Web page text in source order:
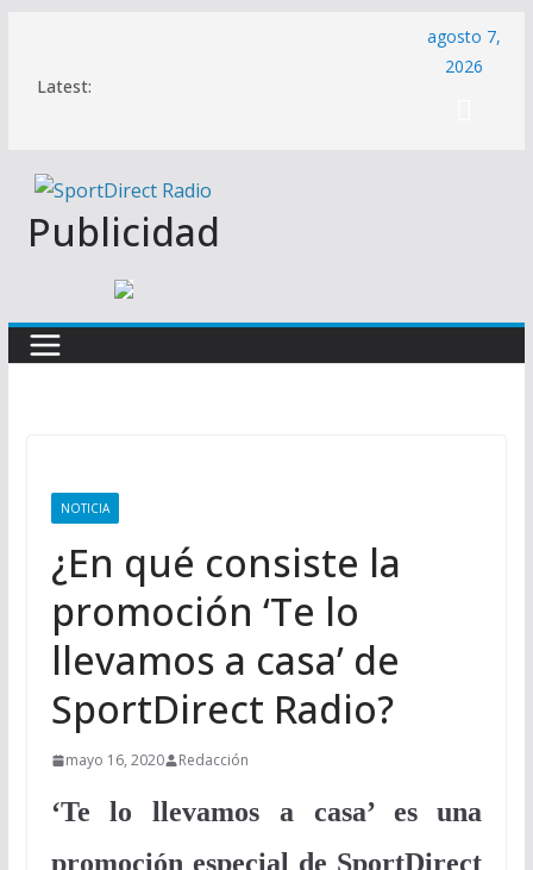
contenido
Latest:
agosto 7,
2026
Publicidad
NOTICIA
¿En qué consiste la
promoción ‘Te lo
llevamos a casa’ de
SportDirect Radio?
mayo 16, 2020 Redacción
‘Te lo llevamos a casa’ es una
promoción especial de SportDirect